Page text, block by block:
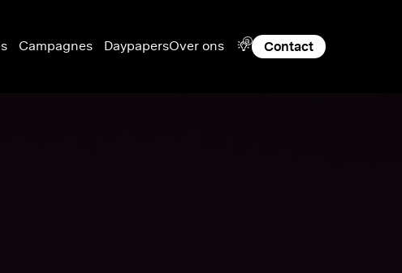
Campagnes DaypapersOver ons a Contact